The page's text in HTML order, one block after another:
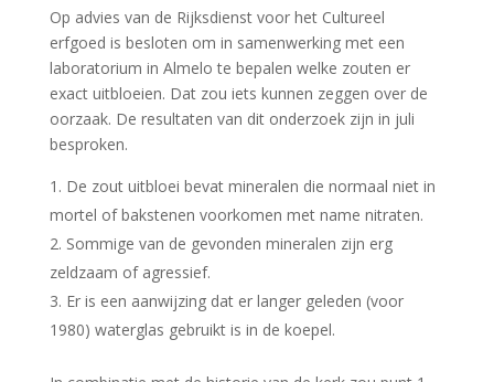
Op advies van de Rijksdienst voor het Cultureel
erfgoed is besloten om in samenwerking met een
laboratorium in Almelo te bepalen welke zouten er
exact uitbloeien. Dat zou iets kunnen zeggen over de
oorzaak. De resultaten van dit onderzoek zijn in juli
besproken.
De zout uitbloei bevat mineralen die normaal niet in
mortel of bakstenen voorkomen met name nitraten.
Sommige van de gevonden mineralen zijn erg
zeldzaam of agressief.
Er is een aanwijzing dat er langer geleden (voor
1980) waterglas gebruikt is in de koepel.